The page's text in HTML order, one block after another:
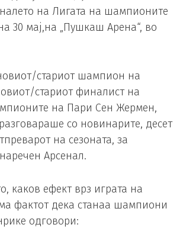
на Лигата на шампионите
30 мај,на „Пушкаш Арена“, во
стариот шампион на
стариот финалист на
на Пари Сен Жермен,
со новинарите, десет
на сезоната, за
Арсенал.
каков ефект врз играта на
фактот дека станаа шампиони
одговори: